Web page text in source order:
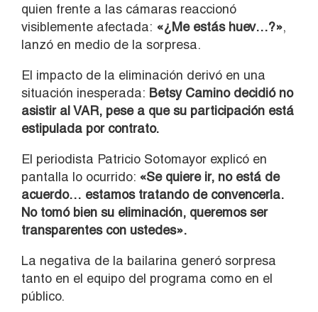
quien frente a las cámaras reaccionó
visiblemente afectada: «¿Me estás huev…?»,
lanzó en medio de la sorpresa.
El impacto de la eliminación derivó en una
situación inesperada: Betsy Camino decidió no
asistir al VAR, pese a que su participación está
estipulada por contrato.
El periodista Patricio Sotomayor explicó en
pantalla lo ocurrido: «Se quiere ir, no está de
acuerdo… estamos tratando de convencerla.
No tomó bien su eliminación, queremos ser
transparentes con ustedes».
La negativa de la bailarina generó sorpresa
tanto en el equipo del programa como en el
público.